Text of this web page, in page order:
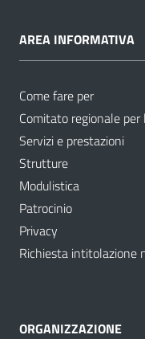
AREA INFORMATIVA
Come fare per
Comitato regionale per
Servizi e prestazioni
Strutture
Modulistica
Patrocinio
Privacy
Richiesta intitolazione
ORGANIZZAZIONE